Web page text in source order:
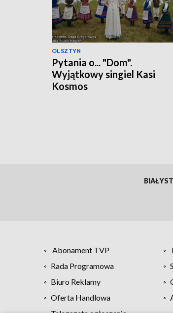
OLSZTYN
Pytania o... "Dom".
Wyjątkowy singiel Kasi
Kosmos
Abonament TVP
Rada Programowa
Biuro Reklamy
Oferta Handlowa